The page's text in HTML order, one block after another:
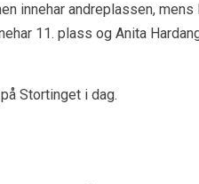
innehar andreplassen, mens
11. plass og Anita
Stortinget i dag.